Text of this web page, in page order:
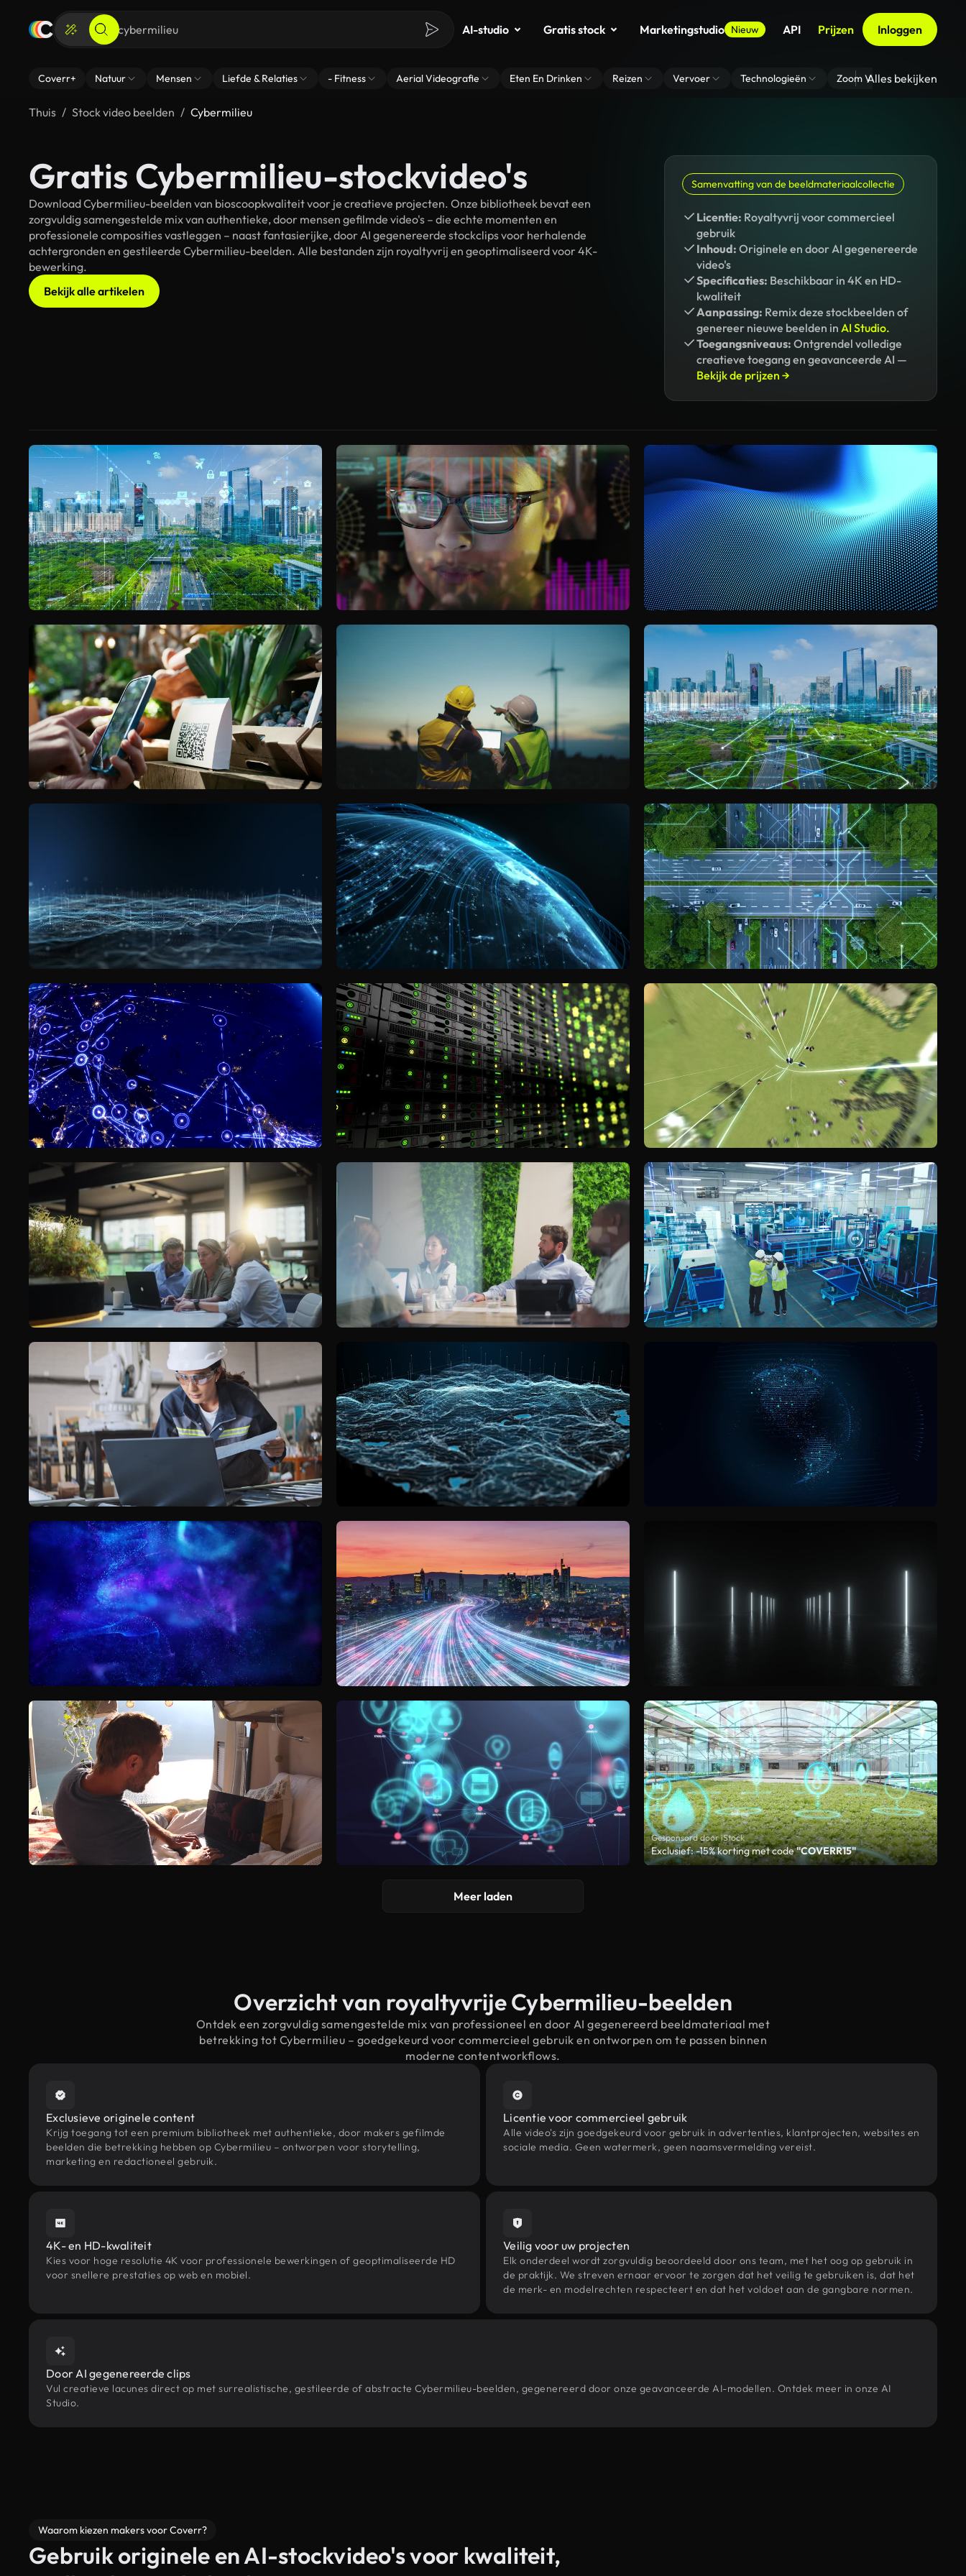
AI-studio Gratis stock Marketingstudio Nieuw API Prijzen Inloggen
Coverr+ Natuur Mensen Liefde & Relaties - Fitness Aerial Videografie Eten En Drinken Reizen Vervoer Technologieën Zoom Virtuele
Alles bekijken
Thuis Stock video beelden Cybermilieu
Gratis Cybermilieu-stockvideo's
Download Cybermilieu-beelden van bioscoopkwaliteit voor je creatieve projecten. Onze bibliotheek bevat een
zorgvuldig samengestelde mix van authentieke, door mensen gefilmde video's – die echte momenten en
professionele composities vastleggen – naast fantasierijke, door AI gegenereerde stockclips voor herhalende
achtergronden en gestileerde Cybermilieu-beelden. Alle bestanden zijn royaltyvrij en geoptimaliseerd voor 4K-
bewerking.
Bekijk alle artikelen
Samenvatting van de beeldmateriaalcollectie
Licentie: Royaltyvrij voor commercieel
gebruik
Inhoud: Originele en door AI gegenereerde
video's
Specificaties: Beschikbaar in 4K en HD-
kwaliteit
Aanpassing: Remix deze stockbeelden of
genereer nieuwe beelden in AI Studio.
Toegangsniveaus: Ontgrendel volledige
creatieve toegang en geavanceerde AI —
Bekijk de prijzen →
Gesponsord door iStock
Exclusief: -15% korting met code"COVERR15"
Meer laden
Overzicht van royaltyvrije Cybermilieu-beelden
Ontdek een zorgvuldig samengestelde mix van professioneel en door AI gegenereerd beeldmateriaal met
betrekking tot Cybermilieu – goedgekeurd voor commercieel gebruik en ontworpen om te passen binnen
moderne contentworkflows.
Exclusieve originele content
Krijg toegang tot een premium bibliotheek met authentieke, door makers gefilmde
beelden die betrekking hebben op Cybermilieu – ontworpen voor storytelling,
marketing en redactioneel gebruik.
Licentie voor commercieel gebruik
Alle video's zijn goedgekeurd voor gebruik in advertenties, klantprojecten, websites en
sociale media. Geen watermerk, geen naamsvermelding vereist.
4K- en HD-kwaliteit
Kies voor hoge resolutie 4K voor professionele bewerkingen of geoptimaliseerde HD
voor snellere prestaties op web en mobiel.
Veilig voor uw projecten
Elk onderdeel wordt zorgvuldig beoordeeld door ons team, met het oog op gebruik in
de praktijk. We streven ernaar ervoor te zorgen dat het veilig te gebruiken is, dat het
de merk- en modelrechten respecteert en dat het voldoet aan de gangbare normen.
Door AI gegenereerde clips
Vul creatieve lacunes direct op met surrealistische, gestileerde of abstracte Cybermilieu-beelden, gegenereerd door onze geavanceerde AI-modellen. Ontdek meer in onze AI
Studio.
Waarom kiezen makers voor Coverr?
Gebruik originele en AI-stockvideo's voor kwaliteit,